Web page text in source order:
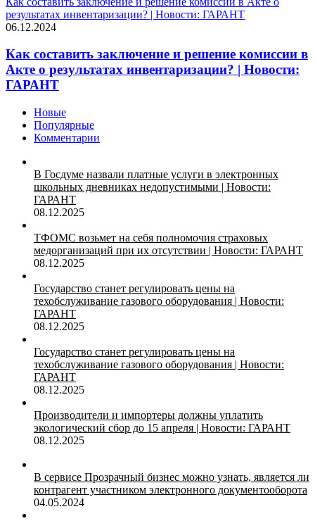
результатах инвентаризации? | Новости: ГАРАНТ
06.12.2024
Как составить заключение и решение комиссии в
Акте о результатах инвентаризации? | Новости:
ГАРАНТ
Новые
Популярные
Комментарии
В Госдуме назвали платные услуги в электронных
школьных дневниках недопустимыми | Новости:
ГАРАНТ
08.12.2025
ТФОМС возьмет на себя полномочия страховых
медорганизаций при их отсутствии | Новости: ГАРАНТ
08.12.2025
Государство станет регулировать цены на
техобслуживание газового оборудования | Новости:
ГАРАНТ
08.12.2025
Государство станет регулировать цены на
техобслуживание газового оборудования | Новости:
ГАРАНТ
08.12.2025
Производители и импортеры должны уплатить
экологический сбор до 15 апреля | Новости: ГАРАНТ
08.12.2025
В сервисе Прозрачный бизнес можно узнать, является ли
контрагент участником электронного документооборота
04.05.2024